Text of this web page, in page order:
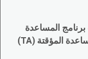
المساعدة
الغذائية التكميلية (SNAP) وبرنامج المساعدة المؤقتة (TA)